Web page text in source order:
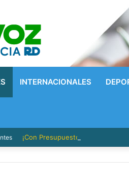
INTERNACIONALES
¡Con Presupuesto Pírrico a la